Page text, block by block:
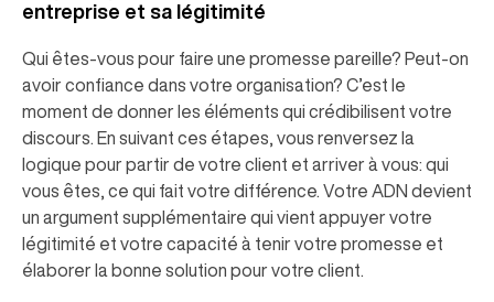
entreprise et sa légitimité
Qui êtes-vous pour faire une promesse pareille? Peut-on
avoir confiance dans votre organisation? C’est le
moment de donner les éléments qui crédibilisent votre
discours. En suivant ces étapes, vous renversez la
logique pour partir de votre client et arriver à vous: qui
vous êtes, ce qui fait votre différence. Votre ADN devient
un argument supplémentaire qui vient appuyer votre
légitimité et votre capacité à tenir votre promesse et
élaborer la bonne solution pour votre client.